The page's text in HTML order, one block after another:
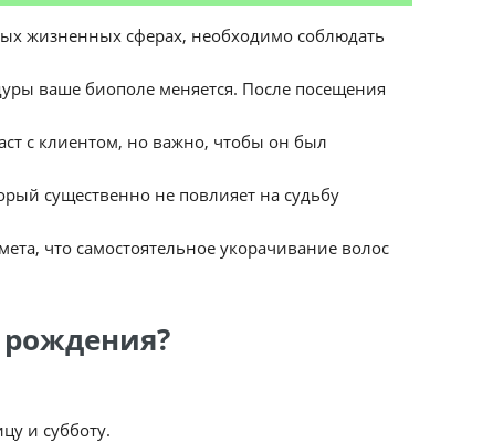
жизненных сферах, необходимо соблюдать
ваше биополе меняется. После посещения
с клиентом, но важно, чтобы он был
существенно не повлияет на судьбу
что самостоятельное укорачивание волос
и субботу.